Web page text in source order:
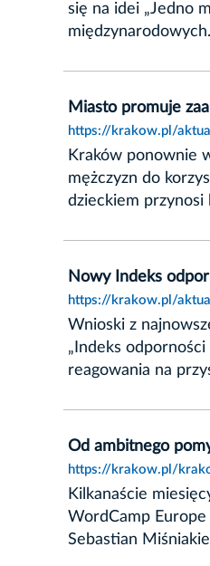
się na idei „Jedno
międzynarodowych.
Miasto promuje
https://krakow.pl/
Kraków ponownie
mężczyzn do
dzieckiem przynosi
Nowy Indeks
https://krakow.pl/
Wnioski z
„Indeks
reagowania na
Od ambitnego
https://krakow.pl/
Kilkanaście
WordCamp Europe
Sebastian